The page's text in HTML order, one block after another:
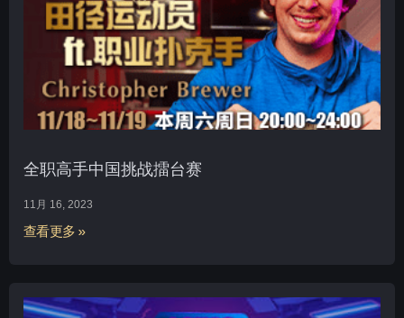
全职高手中国挑战擂台赛
11月 16, 2023
查看更多 »